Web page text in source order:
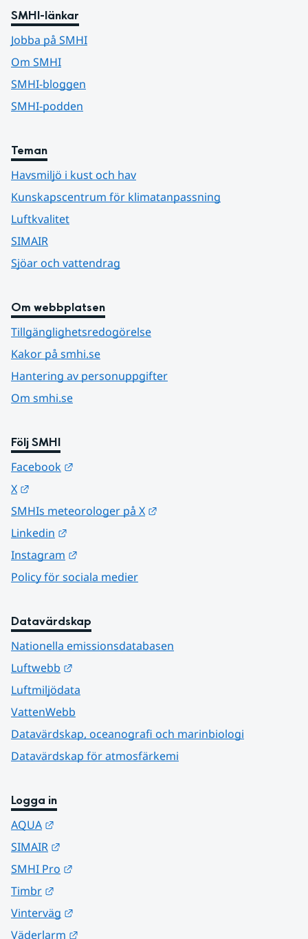
SMHI-länkar
Jobba på SMHI
Om SMHI
SMHI-bloggen
SMHI-podden
Teman
Havsmiljö i kust och hav
Kunskapscentrum för klimatanpassning
Luftkvalitet
SIMAIR
Sjöar och vattendrag
Om webbplatsen
Tillgänglighetsredogörelse
Kakor på smhi.se
Hantering av personuppgifter
Om smhi.se
Följ SMHI
Facebook
X
SMHIs meteorologer på X
Linkedin
Instagram
Policy för sociala medier
Datavärdskap
Nationella emissionsdatabasen
Luftwebb
Luftmiljödata
VattenWebb
Datavärdskap, oceanografi och marinbiologi
Datavärdskap för atmosfärkemi
Logga in
AQUA
SIMAIR
SMHI Pro
Timbr
Vinterväg
Väderlarm